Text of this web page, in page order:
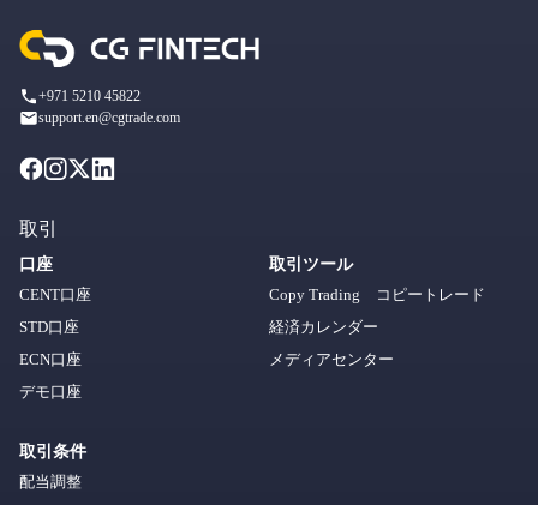
+971 5210 45822
support.en@cgtrade.com
取引
口座
CENT口座
STD口座
ECN口座
デモ口座
取引条件
配当調整
取引ツール
Copy Trading コピートレード
経済カレンダー
メディアセンター